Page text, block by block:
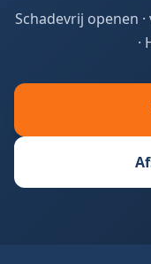
Schadevrij openen
·